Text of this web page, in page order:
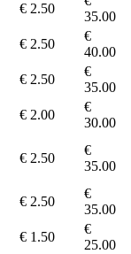
€ 2.50
35.00
€ 2.50
€
40.00
€ 2.50
€
35.00
€ 2.00
€
30.00
€ 2.50
€
35.00
€ 2.50
€
35.00
€ 1.50
€
25.00